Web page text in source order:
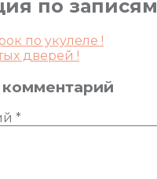
по записям
по укулеле !
дверей !
*